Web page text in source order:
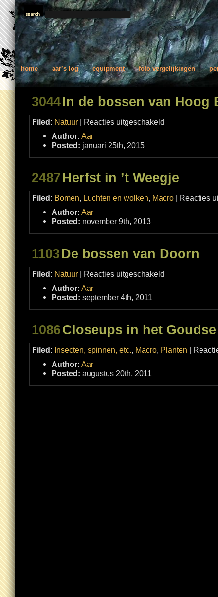
home aar’s log equipment foto vergelijkingen
3044In de bossen van Hoog
Filed: Natuur | Reacties uitgeschakeld
Author: Aar
Posted: januari 25th, 2015
2487Herfst in ’t Weegje
Filed: Bomen, Luchten en wolken, Macro | Reacties
Author: Aar
Posted: november 9th, 2013
1103De bossen van Doorn
Filed: Natuur | Reacties uitgeschakeld
Author: Aar
Posted: september 4th, 2011
1086Closeups in het
Filed: Insecten, spinnen, etc., Macro, Planten |
Author: Aar
Posted: augustus 20th, 2011